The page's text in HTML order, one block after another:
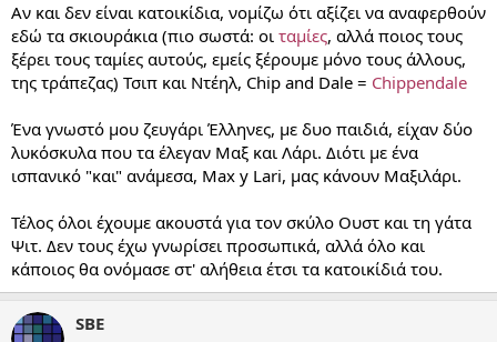
Αν και δεν είναι κατοικίδια, νομίζω ότι αξίζει να αναφερθούν
εδώ τα σκιουράκια (πιο σωστά: οι ταμίες, αλλά ποιος τους
ξέρει τους ταμίες αυτούς, εμείς ξέρουμε μόνο τους άλλους,
της τράπεζας) Τσιπ και Ντέηλ, Chip and Dale = Chippendale
Ένα γνωστό μου ζευγάρι Έλληνες, με δυο παιδιά, είχαν δύο
λυκόσκυλα που τα έλεγαν Μαξ και Λάρι. Διότι με ένα
ισπανικό "και" ανάμεσα, Max y Lari, μας κάνουν Μαξιλάρι.
Τέλος όλοι έχουμε ακουστά για τον σκύλο Ουστ και τη γάτα
Ψιτ. Δεν τους έχω γνωρίσει προσωπικά, αλλά όλο και
κάποιος θα ονόμασε στ' αλήθεια έτσι τα κατοικίδιά του.
SBE